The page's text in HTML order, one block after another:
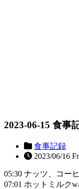
2023-06-15 食事
食事記録
2023/06/16
05:30 ナッツ、コー
07:01 ホットミルク